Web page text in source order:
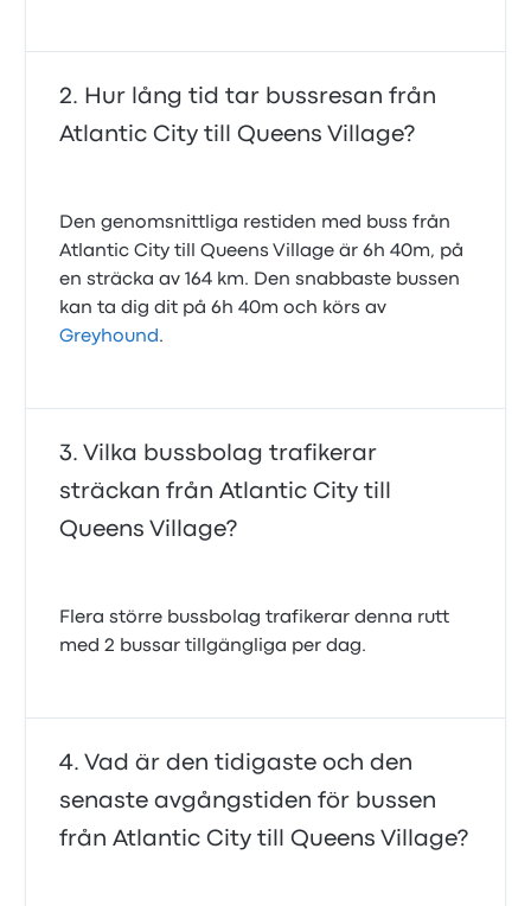
Hur lång tid tar bussresan från
Atlantic City till Queens Village?
Den genomsnittliga restiden med buss från
Atlantic City till Queens Village är 6h 40m, på
en sträcka av 164 km. Den snabbaste bussen
kan ta dig dit på 6h 40m och körs av
Greyhound .
Vilka bussbolag trafikerar
sträckan från Atlantic City till
Queens Village?
Flera större bussbolag trafikerar denna rutt
med 2 bussar tillgängliga per dag.
Vad är den tidigaste och den
senaste avgångstiden för bussen
från Atlantic City till Queens Village?